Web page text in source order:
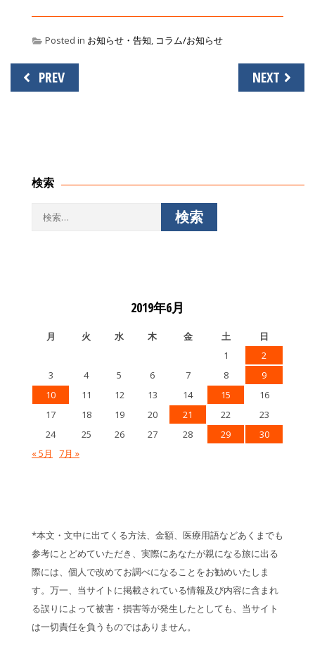
Posted in お知らせ・告知, コラム/お知らせ
投
稿
PREV NEXT
検索
2019年6月
月 火 水 木 金 土
日
1
2
3
4 5 6 7 8
9
10
11 12 13 14 15
16
17
18 19 20 21 22
23
24
25 26 27 28 29
30
« 5月
7月 »
*本文・文中に出てくる方法、金額、医療用語などあくまでも
参考にとどめていただき、実際にあなたが親になる旅に出る
際には、個人で改めてお調べになることをお勧めいたしま
す。万一、当サイトに掲載されている情報及び内容に含まれ
る誤りによって被害・損害等が発生したとしても、当サイト
は一切責任を負うものではありません。